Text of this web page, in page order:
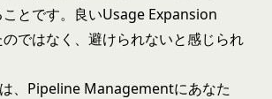
ことです。良いUsage Expansion
ではなく、避けられないと感じられ
、Pipeline Managementにあなた